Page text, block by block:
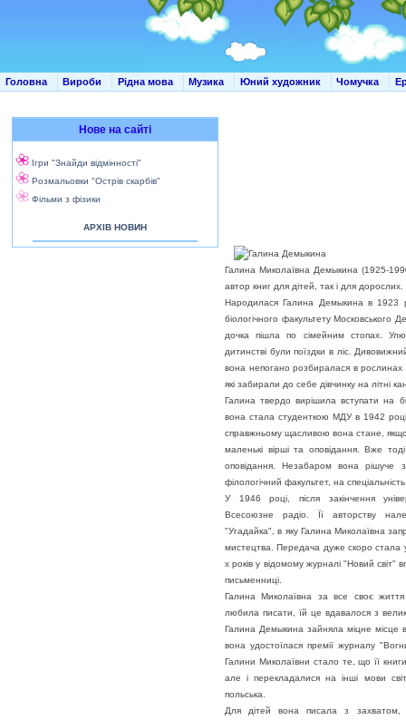
Головна Вироби Рідна мова Музика Юний художник Чомучка
Нове на сайті
Ігри "Знайди відмінності"
Розмальовки "Острів скарбів"
Фільми з фізики
АРХІВ НОВИН
Галина Миколаївна Демыкина (1925-
автор книг для дітей, так і для дорослих.
Народилася Галина Демыкина в 1923
біологічного факультету Московського
дочка пішла по сімейним стопах.
дитинстві були поїздки в ліс.
вона непогано розбиралася в рослинах
які забирали до себе дівчинку на літні
Галина твердо вирішила вступати на
вона стала студенткою МДУ в 1942
справжньому щасливою вона стане,
маленькі вірші та оповідання. Вже
оповідання. Незабаром вона рішуче
філологічний факультет, на
У 1946 році, після закінчення
Всесоюзне радіо. Її авторству
"Угадайка", в яку Галина Миколаївна
мистецтва. Передача дуже скоро стала
х років у відомому журналі "Новий світ"
письменниці.
Галина Миколаївна за все своє
любила писати, їй це вдавалося з
Галина Демыкина зайняла міцне місце
вона удостоїлася премії журналу
Галини Миколаївни стало те, що її книги
але і перекладалися на інші мови
польська.
Для дітей вона писала з захватом,